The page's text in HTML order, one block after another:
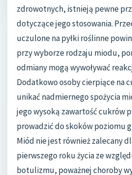
zdrowotnych, istnieją pewne
dotyczące jego stosowania.
uczulone na pyłki roślinne
przy wyborze rodzaju miodu,
odmiany mogą wywoływać
Dodatkowo osoby cierpiące na
unikać nadmiernego spożycia
jego wysoką zawartość cukrów
prowadzić do skoków poziomu
Miód nie jest również zalecany
pierwszego roku życia ze
botulizmu, poważnej choroby